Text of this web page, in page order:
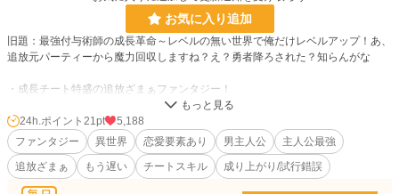
お気に入り追加
旧題：最強付与術師の成長革命～レベルの無い世界で俺だけレベルアップ！あ、
追放元パーティーから魔力回収しますね？え？勇者降ろされた？知らんがな
・成長チート特盛の追放ざまぁファンタジー！
【ファンタジー小説大賞の投票お待ちしております！】
付与術のアレンはある日「お前だけ成長が遅い」と追放されてしまう。
だが、仲間たちが成長していたのは、ほかならぬアレンのおかげだったこと
に、まだ誰も気づいていない。
24h.ポイント 21pt
5,188
ファンタジー
異世界 恋愛要素あり 男主人公
主人公最強
追放ざまぁ
もう遅い チートスキル 成り上がり/試行錯誤